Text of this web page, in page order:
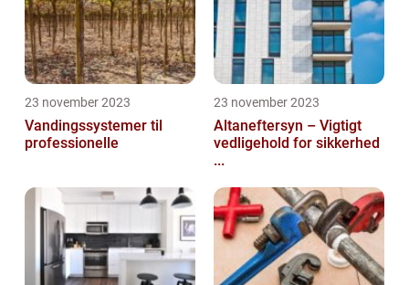
23 november 2023
Vandingssystemer til
professionelle
23 november 2023
Altaneftersyn – Vigtigt
vedligehold for sikkerhed
...